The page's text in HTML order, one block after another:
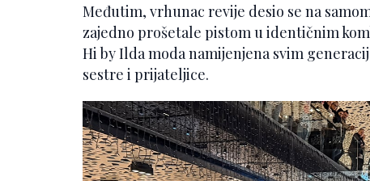
Međutim, vrhunac revije desio se na
zajedno prošetale pistom u identičnim
Hi by Ilda moda namijenjena svim
sestre i prijateljice.